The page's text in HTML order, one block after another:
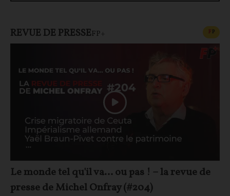
REVUE DE PRESSEFP+ FP
Le monde tel qu'il va… ou pas ! – la revue de
presse de Michel Onfray (#204)